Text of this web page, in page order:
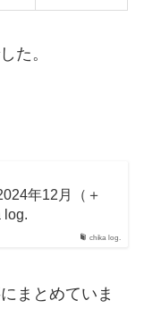
た。
chika log.
年12月（＋
log.
まとめていま